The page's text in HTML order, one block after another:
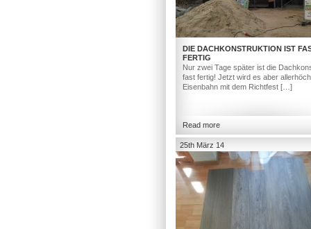
DIE DACHKONSTRUKTION IST
FERTIG
Nur zwei Tage später ist die
fast fertig! Jetzt wird es aber
Eisenbahn mit dem Richtfest […]
Read more
25th März 14